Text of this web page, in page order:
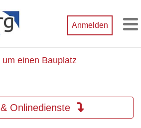
Anmelden
um einen Bauplatz
Onlinedienste